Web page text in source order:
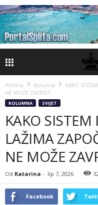
Početna Kolumna
KAKO
NE MOŽE ZAVRŠITI
KOLUMNA SVIJET
KAKO
LAŽIMA
NE MOŽE
Od Katarina - lip 7, 2026
Facebook